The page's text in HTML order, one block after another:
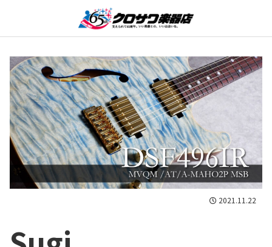
2021.11.22